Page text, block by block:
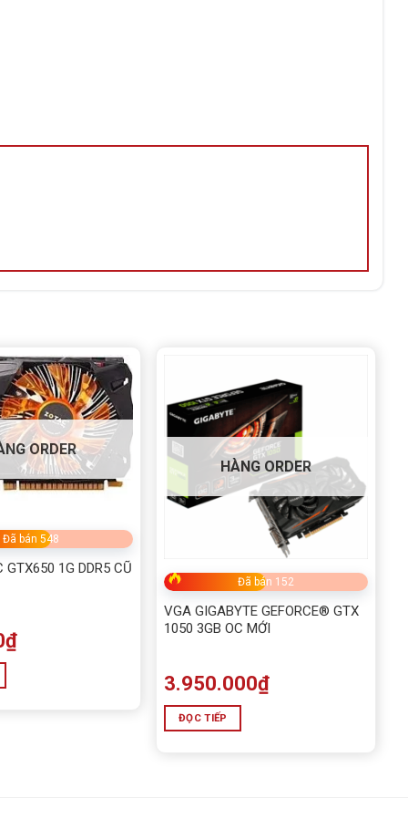
ORDER
Đã bán 548
GTX650 1G DDR5 CŨ
₫
HÀNG ORDER
Đã bán 152
VGA GIGABYTE GEFORCE® GTX
1050 3GB OC MỚI
3.950.000₫
ĐỌC TIẾP